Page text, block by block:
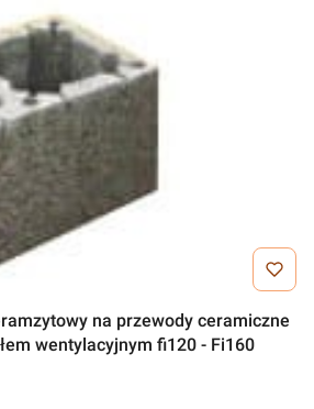
na przewody ceramiczne
wentylacyjnym fi120 - Fi160